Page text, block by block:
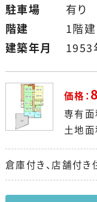
駐車場
有り
階建
1階建
建築年月
1953
価格：
専有面
土地面
倉庫付き、店舗付き